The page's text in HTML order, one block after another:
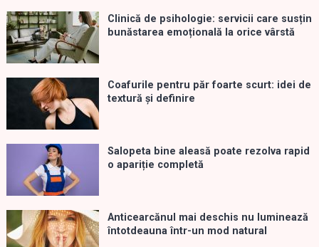
Clinică de psihologie: servicii care susțin
bunăstarea emoțională la orice vârstă
Coafurile pentru păr foarte scurt: idei de
textură și definire
Salopeta bine aleasă poate rezolva rapid
o apariție completă
Anticearcănul mai deschis nu luminează
întotdeauna într-un mod natural